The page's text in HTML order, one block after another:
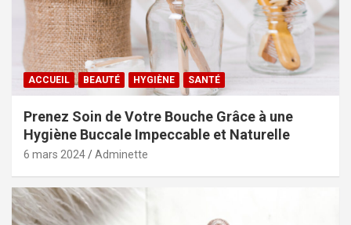
ACCUEIL BEAUTÉ HYGIÈNE SANTÉ
Prenez Soin de Votre Bouche Grâce à une
Hygiène Buccale Impeccable et Naturelle
6 mars 2024 Adminette